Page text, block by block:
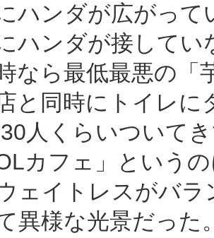
ハンダが広がって
ハンダが接して
なら最低最悪の「
と同時にトイレ
30人くらいついて
OLカフェ」という
ェイトレスがバ
異様な光景だった